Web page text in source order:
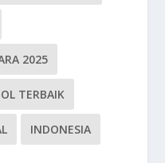
2025
TERBAIK
INDONESIA